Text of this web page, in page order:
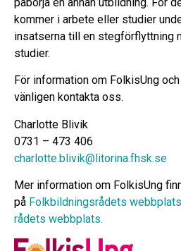
kommer i arbete eller studier
insatserna till en stegförflyttning
studier.
För information om FolkisUng
vänligen kontakta oss.
Charlotte Blivik
0731 – 473 406
charlotte.blivik@litorina.fhsk.se
Mer information om FolkisUng
på Folkbildningsrådets webbplats
rådets webbplats.